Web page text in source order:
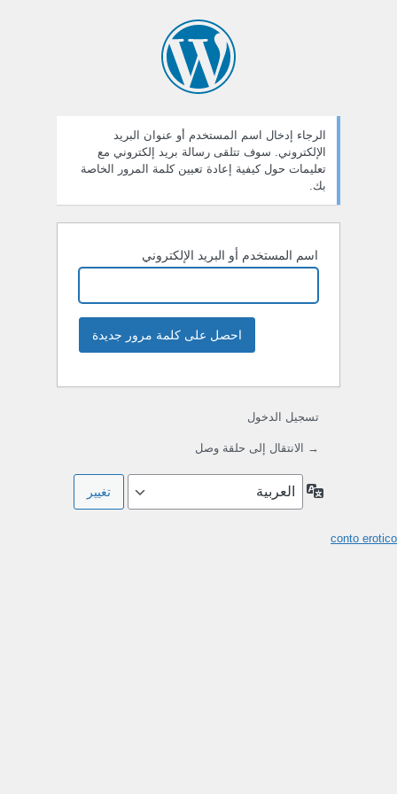
الرجاء إدخال اسم المستخدم أو عنوان البريد
الإلكتروني. سوف تتلقى رسالة بريد إلكتروني مع
تعليمات حول كيفية إعادة تعيين كلمة المرور الخاصة
بك.
اسم المستخدم أو البريد الإلكتروني
تسجيل الدخول
→ الانتقال إلى حلقة وصل
اللغة
conto erotico